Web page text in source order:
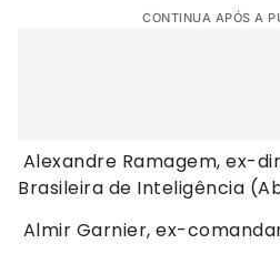
CONTINUA APÓS A
Alexandre Ramagem, ex-
Brasileira de Inteligência
Almir Garnier, ex-